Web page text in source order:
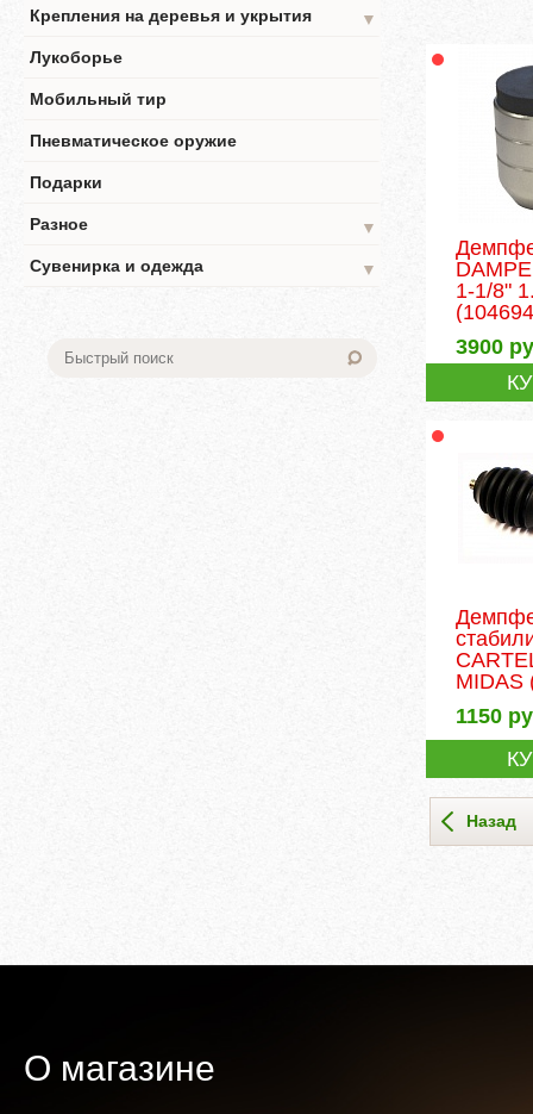
Крепления на деревья и укрытия
▼
Лукоборье
Мобильный тир
Пневматическое оружие
Подарки
Разное
▼
Сувенирка и одежда
▼
1-1/8"
3900
MIDAS
1150
Назад
О магазине